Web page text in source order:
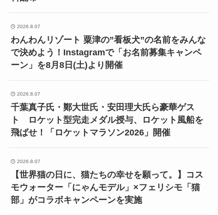
2026.8.07
わんわんリゾート 粟津の”看板犬”の名前をみんな
で決めよう！Instagramで「お名前募集キャンペ
ーン」を8月8日(土)より開催
2026.8.07
千葉真子氏・鄭大世氏・安田理大氏ら豪華ゲス
ト ロケット型完走メダル授与、ロケット風船を
飛ばせ！「ロケットマラソン2026」開催
2026.8.07
【世界猫の日に、猫たちの幸せを願って。】コス
モウォーター「にゃんモデル」×フェリシモ「猫
部」がコラボキャンペーンを実施